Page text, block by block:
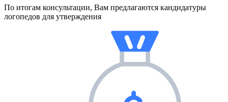
По итогам консультации, Вам предлагаются кандидатуры
логопедов для утверждения